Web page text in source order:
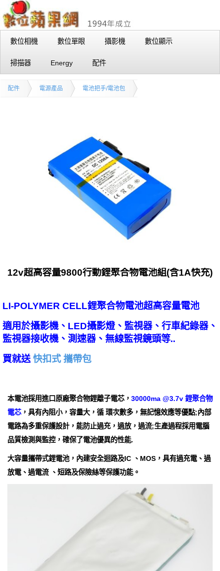
數位相機 數位單眼 攝影機 數位顯示
掃描器 Energy 配件
配件 電源產品 電池把手/電池包
12v超高容量9800行動鋰聚合物電池組(含1A快充)
LI-POLYMER CELL鋰聚合物電池超高容量電池
適用於攝影機、LED攝影燈、監視器、行車紀錄器、
監視器接收機、測速器、無線監視鏡頭等..
買就送 快扣式 攜帶包
本電池採用進口原廠聚合物鋰離子電芯， 30000ma @3.7v 鋰聚合物
電芯，具有內阻小，容量大，循 環次數多，無記憶效應等優點;內部
電路為多重保護設計，能防止過充，過放，過流;生產過程採用電腦
品質檢測與監控，確保了電池優異的性能.
大容量攜帶式鋰電池，內建安全迴路及IC 、MOS，具有過充電、過
放電、過電流 、短路及保險絲等保護功能。